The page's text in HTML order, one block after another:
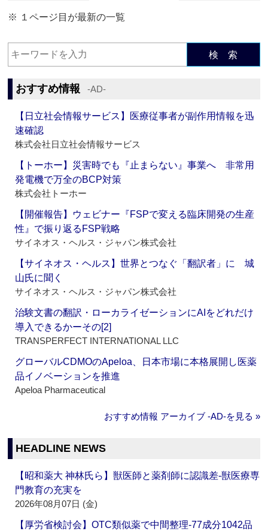
※ １ページ目が最新の一覧
検 索
おすすめ情報 ‐AD‐
【日立社会情報サービス】医療従事者が副作用情報を迅
速確認
株式会社日立社会情報サービス
【トーホー】災害時でも『止まらない』事業へ 非常用
発電機で万全のBCP対策
株式会社トーホー
【開催報告】ウェビナー『FSPで変える臨床開発の生産
性』で振り返るFSP戦略
サイネオス・ヘルス・ジャパン株式会社
【サイネオス・ヘルス】世界とつなぐ「翻訳者」に 城
山氏に聞く
サイネオス・ヘルス・ジャパン株式会社
治験文書の翻訳・ローカライゼーションにAIをどれだけ
導入できるかーその[2]
TRANSPERFECT INTERNATIONAL LLC
グローバルCDMOのApeloa、日本市場に本格展開し医薬
品イノベーションを推進
Apeloa Pharmaceutical
おすすめ情報 アーカイブ ‐AD‐を見る »
HEADLINE NEWS
【昭和薬大 神林氏ら】獣医師と薬剤師に認識差‐獣医療専
門教育の充実を
2026年08月07日 (金)
【厚労省検討会】OTC類似薬で中間整理‐77成分1042品